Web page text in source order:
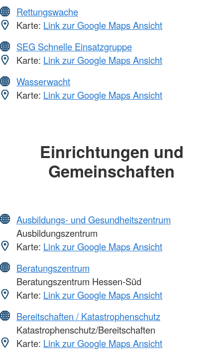
Rettungswache
Karte: Link zur Google Maps Ansicht
SEG Schnelle Einsatzgruppe
Karte: Link zur Google Maps Ansicht
Wasserwacht
Karte: Link zur Google Maps Ansicht
Einrichtungen und
Gemeinschaften
Ausbildungs- und Gesundheitszentrum
Ausbildungszentrum
Karte: Link zur Google Maps Ansicht
Beratungszentrum
Beratungszentrum Hessen-Süd
Karte: Link zur Google Maps Ansicht
Bereitschaften / Katastrophenschutz
Katastrophenschutz/Bereitschaften
Karte: Link zur Google Maps Ansicht